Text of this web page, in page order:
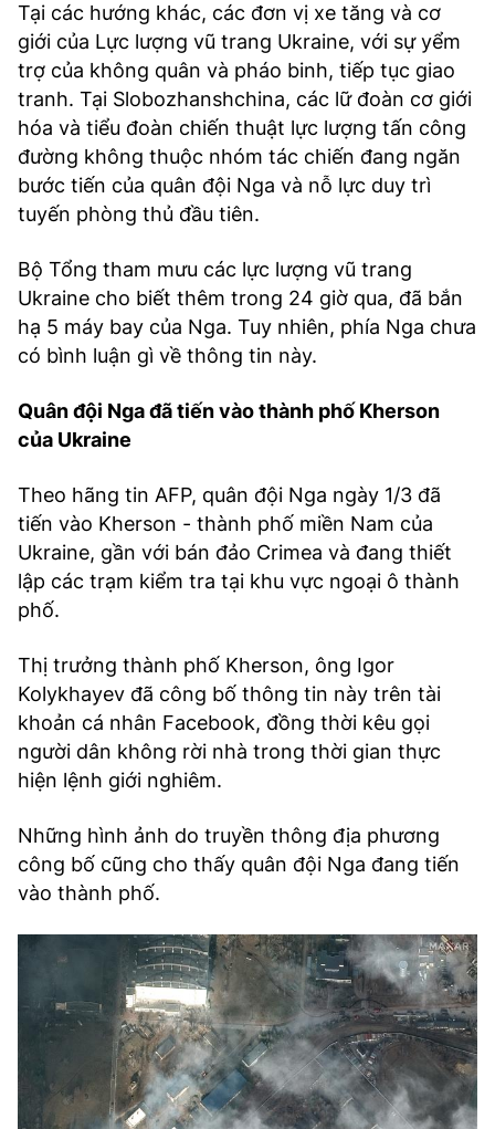
Tại các hướng khác, các đơn vị xe tăng và cơ
giới của Lực lượng vũ trang Ukraine, với sự yểm
trợ của không quân và pháo binh, tiếp tục giao
tranh. Tại Slobozhanshchina, các lữ đoàn cơ giới
hóa và tiểu đoàn chiến thuật lực lượng tấn công
đường không thuộc nhóm tác chiến đang ngăn
bước tiến của quân đội Nga và nỗ lực duy trì
tuyến phòng thủ đầu tiên.
Bộ Tổng tham mưu các lực lượng vũ trang
Ukraine cho biết thêm trong 24 giờ qua, đã bắn
hạ 5 máy bay của Nga. Tuy nhiên, phía Nga chưa
có bình luận gì về thông tin này.
Quân đội Nga đã tiến vào thành phố Kherson
của Ukraine
Theo hãng tin AFP, quân đội Nga ngày 1/3 đã
tiến vào Kherson - thành phố miền Nam của
Ukraine, gần với bán đảo Crimea và đang thiết
lập các trạm kiểm tra tại khu vực ngoại ô thành
phố.
Thị trưởng thành phố Kherson, ông Igor
Kolykhayev đã công bố thông tin này trên tài
khoản cá nhân Facebook, đồng thời kêu gọi
người dân không rời nhà trong thời gian thực
hiện lệnh giới nghiêm.
Những hình ảnh do truyền thông địa phương
công bố cũng cho thấy quân đội Nga đang tiến
vào thành phố.